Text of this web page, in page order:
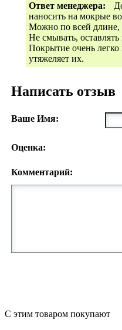
Ответ менеджера:
наносить на мокрые
Можно по всей длине,
Не смывать, оставлять
Покрытие очень
утяжеляет их.
Написать отзыв
Ваше Имя:
Оценка:
Комментарий:
С этим товаром покупают